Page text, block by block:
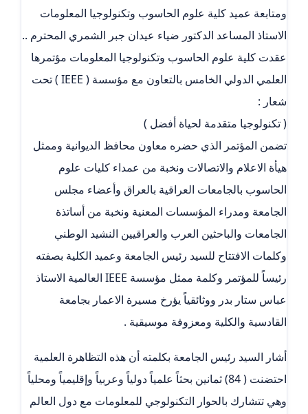
ومتابعة عميد كلية علوم الحاسوب وتكنولوجيا المعلومات
الاستاذ المساعد الدكتور ضياء عيدان جبر الشمري المحترم ..
عقدت كلية علوم الحاسوب وتكنولوجيا المعلومات مؤتمرها
العلمي الدولي الخامس بالتعاون مع مؤسسة ( IEEE ) تحت
شعار :
( تكنولوجيا متقدمة لحياة أفضل )
تضمن المؤتمر الذي حضره معاون محافظ الديوانية وممثل
هيأة الاعلام والاتصالات ونخبة من عمداء كليات علوم
الحاسوب بالجامعات العراقية بالعراق وأعضاء مجلس
الجامعة ومدراء المؤسسات المعنية ونخبة من أساتذة
الجامعات والباحثين العرب والعراقيين النشيد الوطني
وكلمات الافتتاح للسيد رئيس الجامعة وعميد الكلية بصفته
رئيساً للمؤتمر وكلمة ممثل مؤسسة IEEE العالمية الاستاذ
عباس ستار بدر ووثائقياً يؤرخ مسيرة الاعمار بجامعة
القادسية والكلية ومعزوفة موسيقية .
أشار السيد رئيس الجامعة بكلمته أن هذه التظاهرة العلمية
احتضنت ( 84) ثمانين بحثاً علمياً دولياً وعربياً وإقليمياً ومحلياً
وهي تتشارك بالحوار التكنولوجي للمعلومات مع دول العالم